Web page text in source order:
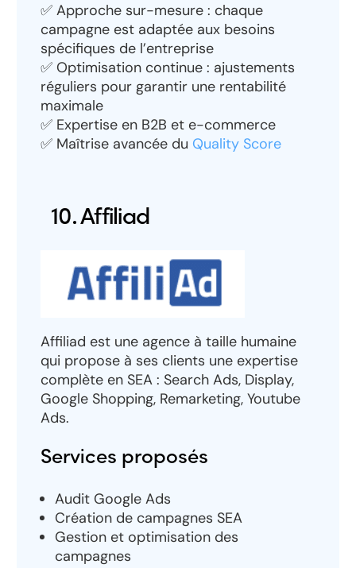
✅ Approche sur-mesure : chaque
campagne est adaptée aux besoins
spécifiques de l’entreprise
✅ Optimisation continue : ajustements
réguliers pour garantir une rentabilité
maximale
✅ Expertise en B2B et e-commerce
✅ Maîtrise avancée du Quality Score
10. Affiliad
Affiliad est une agence à taille humaine
qui propose à ses clients une expertise
complète en SEA : Search Ads, Display,
Google Shopping, Remarketing, Youtube
Ads.
Services proposés
Audit Google Ads
Création de campagnes SEA
Gestion et optimisation des
campagnes